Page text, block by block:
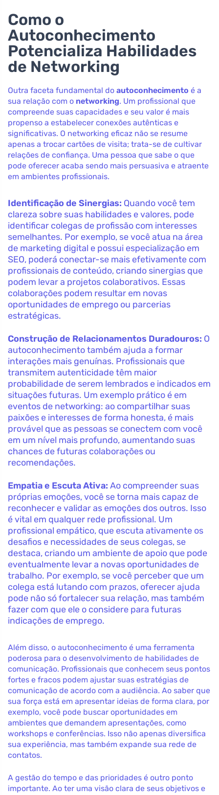
Como o
Autoconhecimento
Potencializa Habilidades
de Networking
Outra faceta fundamental do autoconhecimento é a
sua relação com o networking. Um profissional que
compreende suas capacidades e seu valor é mais
propenso a estabelecer conexões autênticas e
significativas. O networking eficaz não se resume
apenas a trocar cartões de visita; trata-se de cultivar
relações de confiança. Uma pessoa que sabe o que
pode oferecer acaba sendo mais persuasiva e atraente
em ambientes profissionais.
Identificação de Sinergias: Quando você tem
clareza sobre suas habilidades e valores, pode
identificar colegas de profissão com interesses
semelhantes. Por exemplo, se você atua na área
de marketing digital e possui especialização em
SEO, poderá conectar-se mais efetivamente com
profissionais de conteúdo, criando sinergias que
podem levar a projetos colaborativos. Essas
colaborações podem resultar em novas
oportunidades de emprego ou parcerias
estratégicas.
Construção de Relacionamentos Duradouros: O
autoconhecimento também ajuda a formar
interações mais genuínas. Profissionais que
transmitem autenticidade têm maior
probabilidade de serem lembrados e indicados em
situações futuras. Um exemplo prático é em
eventos de networking: ao compartilhar suas
paixões e interesses de forma honesta, é mais
provável que as pessoas se conectem com você
em um nível mais profundo, aumentando suas
chances de futuras colaborações ou
recomendações.
Empatia e Escuta Ativa: Ao compreender suas
próprias emoções, você se torna mais capaz de
reconhecer e validar as emoções dos outros. Isso
é vital em qualquer rede profissional. Um
profissional empático, que escuta ativamente os
desafios e necessidades de seus colegas, se
destaca, criando um ambiente de apoio que pode
eventualmente levar a novas oportunidades de
trabalho. Por exemplo, se você perceber que um
colega está lutando com prazos, oferecer ajuda
pode não só fortalecer sua relação, mas também
fazer com que ele o considere para futuras
indicações de emprego.
Além disso, o autoconhecimento é uma ferramenta
poderosa para o desenvolvimento de habilidades de
comunicação. Profissionais que conhecem seus pontos
fortes e fracos podem ajustar suas estratégias de
comunicação de acordo com a audiência. Ao saber que
sua força está em apresentar ideias de forma clara, por
exemplo, você pode buscar oportunidades em
ambientes que demandem apresentações, como
workshops e conferências. Isso não apenas diversifica
sua experiência, mas também expande sua rede de
contatos.
A gestão do tempo e das prioridades é outro ponto
importante. Ao ter uma visão clara de seus objetivos e